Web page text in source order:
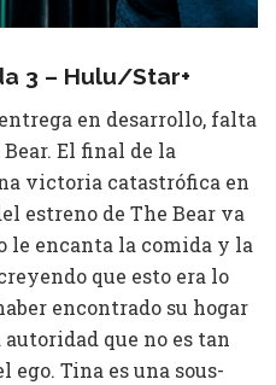
3 – Hulu/Star+
en desarrollo, falta
El final de la
victoria catastrófica en
estreno de The Bear va
le encanta la comida y la
que esto era lo
encontrado su hogar
que no es tan
Tina es una sous-